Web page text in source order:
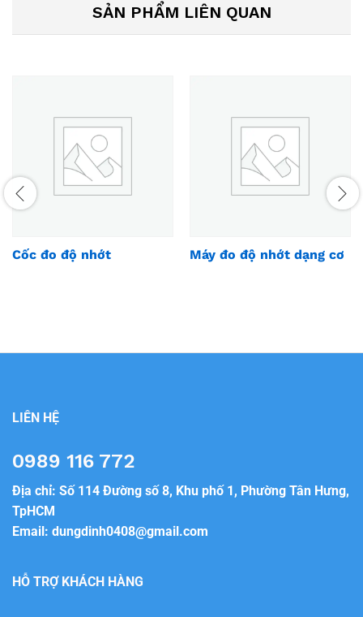
SẢN PHẨM LIÊN QUAN
Cốc đo độ nhớt Máy đo độ nhớt dạng cơ
LIÊN HỆ
0989 116 772
Địa chỉ: Số 114 Đường số 8, Khu phố 1, Phường Tân Hưng,
TpHCM
Email: dungdinh0408@gmail.com
HỖ TRỢ KHÁCH HÀNG